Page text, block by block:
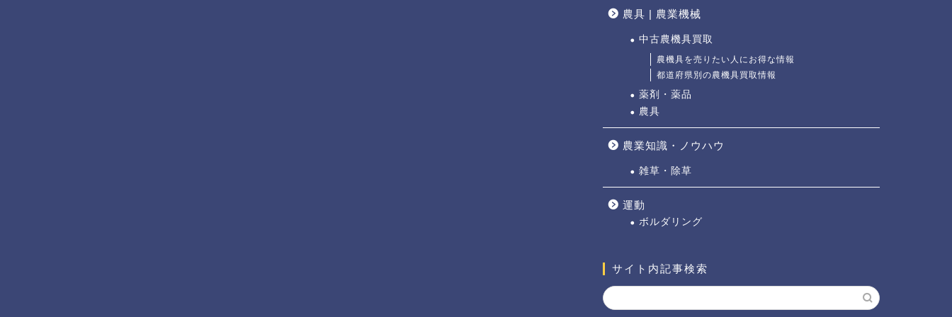
農具 | 農業機械
中古農機具買取
農機具を売りたい人にお得な情報
都道府県別の農機具買取情報
薬剤・薬品
農具
農業知識・ノウハウ
雑草・除草
運動
ボルダリング
サイト内記事検索